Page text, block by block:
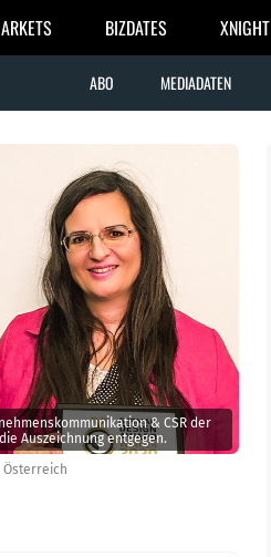
BIZDATES XNIGHT
ABO MEDIADATEN
& CSR der
Auszeichnung entgegen.